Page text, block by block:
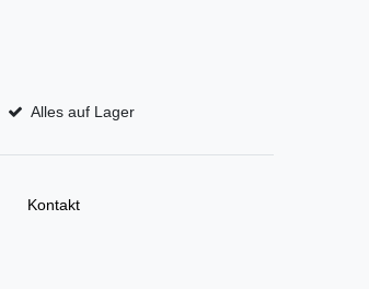
Alles auf Lager
Kontakt